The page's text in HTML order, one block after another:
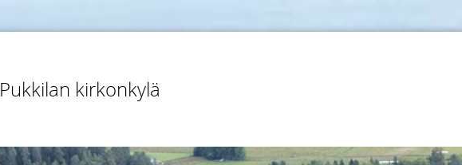
Pukkilan kirkonkylä